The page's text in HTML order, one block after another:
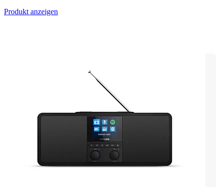
Produkt anzeigen